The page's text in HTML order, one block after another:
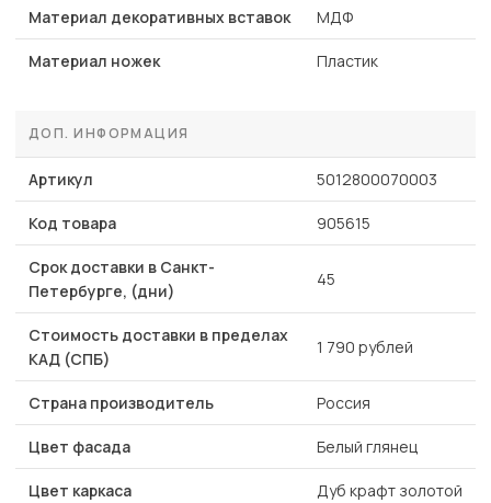
Материал декоративных вставок МДФ
Материал ножек Пластик
ДОП. ИНФОРМАЦИЯ
Артикул 5012800070003
Код товара 905615
Срок доставки в Санкт-
Петербурге, (дни)
45
Стоимость доставки в пределах
КАД (СПБ)
1 790 рублей
Страна производитель Россия
Цвет фасада Белый глянец
Цвет каркаса Дуб крафт золотой